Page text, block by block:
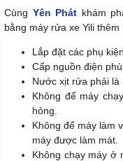
Cùng Yên Phát khám
bằng máy rửa xe Yili
Lắp đặt các phụ
Cấp nguồn điện
Nước xịt rửa phải là
Không để máy
hỏng.
Không để máy làm
máy được làm mát.
Không chạy máy ở